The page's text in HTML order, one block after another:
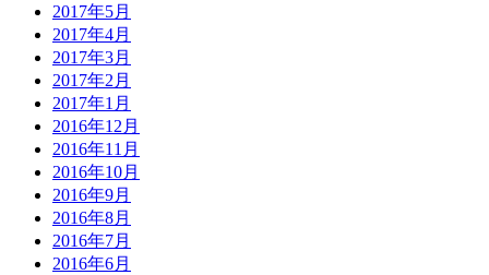
2017年5月
2017年4月
2017年3月
2017年2月
2017年1月
2016年12月
2016年11月
2016年10月
2016年9月
2016年8月
2016年7月
2016年6月